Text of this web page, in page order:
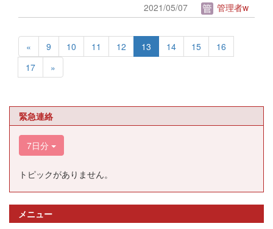
2021/05/07 管理者w
« 9 10 11 12 13 14 15
16
17
»
緊急連絡
7日分
トピックがありません。
メニュー